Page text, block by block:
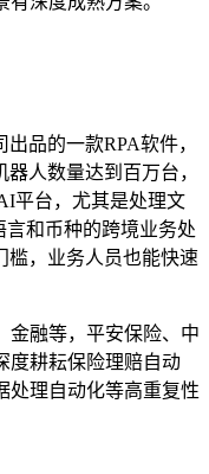
品的一款RPA软件，
人数量达到百万台，
平台，尤其是处理文
言和币种的跨境业务处
槛，业务人员也能快速
金融等，平安保险、中
度耕耘保险理赔自动
处理自动化等高重复性